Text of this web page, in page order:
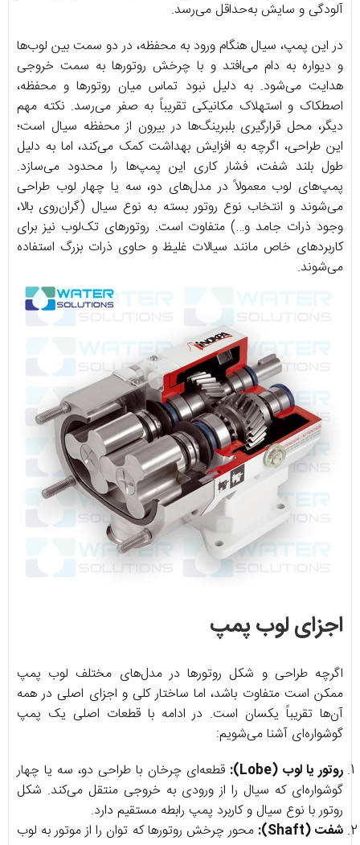
آلودگی و سایش به‌حداقل می‌رسد.
در این پمپ، سیال هنگام ورود به محفظه، در دو سمت بین لوب‌ها
و دیواره به دام می‌افتد و با چرخش روتورها به سمت خروجی
هدایت می‌شود. به دلیل نبود تماس میان روتورها و محفظه،
اصطکاک و استهلاک مکانیکی تقریباً به صفر می‌رسد. نکته مهم
دیگر، محل قرارگیری بلبرینگ‌ها در بیرون از محفظه سیال است؛
این طراحی، اگرچه به افزایش بهداشت کمک می‌کند، اما به دلیل
طول بلند شفت، فشار کاری این پمپ‌ها را محدود می‌سازد.
پمپ‌های لوب معمولاً در مدل‌های دو، سه یا چهار لوب طراحی
می‌شوند و انتخاب نوع روتور بسته به نوع سیال (گران‌روی بالا،
وجود ذرات جامد و…) متفاوت است. روتورهای تک‌لوب نیز برای
کاربردهای خاص مانند سیالات غلیظ و حاوی ذرات بزرگ استفاده
می‌شوند.
اجزای لوب پمپ
اگرچه طراحی و شکل روتورها در مدل‌های مختلف لوب پمپ
ممکن است متفاوت باشد، اما ساختار کلی و اجزای اصلی در همه
آن‌ها تقریباً یکسان است. در ادامه با قطعات اصلی یک پمپ
گوشواره‌ای آشنا می‌شویم:
روتور یا لوب (Lobe):
قطعه‌ای چرخان با طراحی دو، سه یا چهار
گوشواره‌ای که سیال را از ورودی به خروجی منتقل می‌کند. شکل
روتور با نوع سیال و کاربرد پمپ رابطه مستقیم دارد.
شفت (Shaft):
محور چرخش روتورها که توان را از موتور به لوب